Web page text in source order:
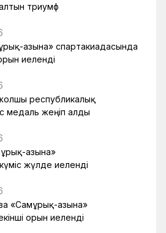
триумф
Қазына» спартакиадасында
иеленді
республикалық
медаль жеңіп алды
Қазына»
жүлде иеленді
«Самұрық-Қазына»
орын иеленді